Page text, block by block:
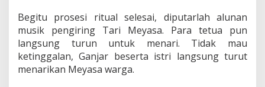
Begitu prosesi ritual selesai, diputarlah alunan
musik pengiring Tari Meyasa. Para tetua pun
langsung turun untuk menari. Tidak mau
ketinggalan, Ganjar beserta istri langsung turut
menarikan Meyasa warga.